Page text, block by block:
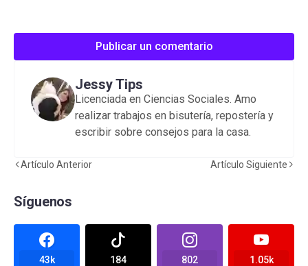
Publicar un comentario
Jessy Tips
Licenciada en Ciencias Sociales. Amo
realizar trabajos en bisutería, repostería y
escribir sobre consejos para la casa.
Artículo Anterior Artículo Siguiente
Síguenos
43k 184 802 1.05k